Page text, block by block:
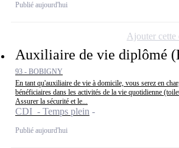
Publié aujourd'hui
Auxiliaire de vie diplômé
93 - BOBIGNY
En tant qu'auxiliaire de vie à domicile, vous serez en
bénéficiaires dans les activités de la vie quotidienne
Assurer la sécurité et le...
CDI - Temps plein
Publié aujourd'hui
Ajouter cette